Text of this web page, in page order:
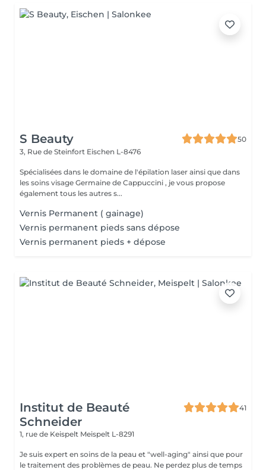
S Beauty
50
3, Rue de Steinfort Eischen L-8476
Spécialisées dans le domaine de l'épilation laser ainsi que dans
les soins visage Germaine de Cappuccini , je vous propose
également tous les autres s...
Vernis Permanent ( gainage)
Vernis permanent pieds sans dépose
Vernis permanent pieds + dépose
Institut de Beauté
Schneider
41
1, rue de Keispelt Meispelt L-8291
Je suis expert en soins de la peau et "well-aging" ainsi que pour
le traitement des problèmes de peau. Ne perdez plus de temps